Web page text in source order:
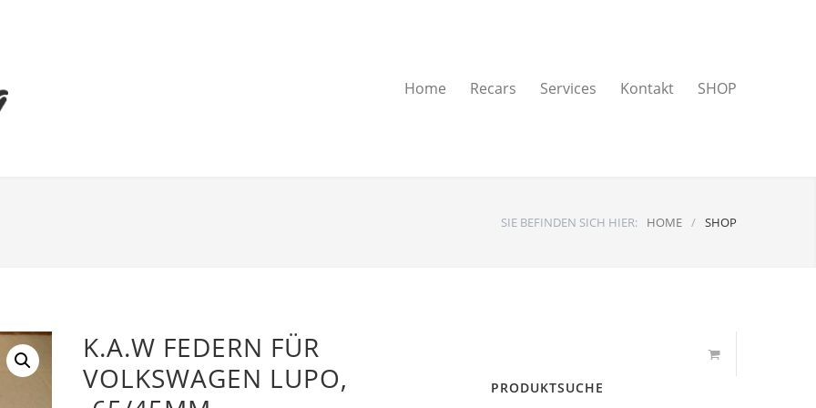
Home Recars Services Kontakt SHOP
SIE BEFINDEN SICH HIER: HOME / SHOP
K.A.W FEDERN FÜR
VOLKSWAGEN LUPO,
PRODUKTSUCHE